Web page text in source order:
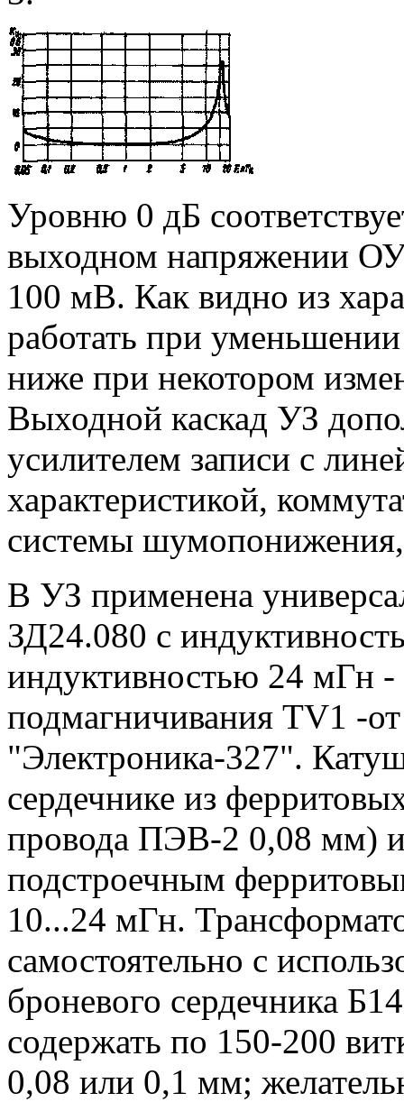
Уровню 0 дБ
выходном напряжении ОУ
100 мВ. Как видно из
работать при
ниже при некотором
Выходной каскад УЗ
усилителем записи с
характеристикой,
системы шумопонижения,
В УЗ применена
ЗД24.080 с
индуктивностью 24 мГн
подмагничивания TV1 -
"Электроника-327".
сердечнике из
провода ПЭВ-2 0,08 мм) и
подстроечным
10...24 мГн.
самостоятельно с
броневого сердечника
содержать по 150-200
0,08 или 0,1 мм;